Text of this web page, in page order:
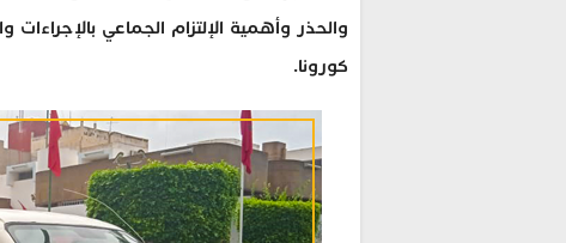
والحذر وأهمية الإلتزام الجماعي
كورونا.